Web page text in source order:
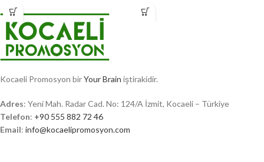
Kocaeli Promosyon birYour Brain iştirakidir.
Adres: Yeni Mah. Radar Cad. No: 124/A İzmit, Kocaeli – Türkiye
Telefon: +90 555 882 72 46
Email: info@kocaelipromosyon.com